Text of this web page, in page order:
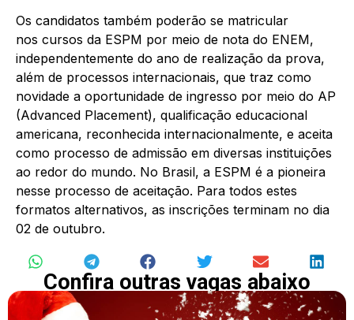
Os candidatos também poderão se matricular
nos cursos da ESPM por meio de nota do ENEM,
independentemente do ano de realização da prova,
além de processos internacionais, que traz como
novidade a oportunidade de ingresso por meio do AP
(Advanced Placement), qualificação educacional
americana, reconhecida internacionalmente, e aceita
como processo de admissão em diversas instituições
ao redor do mundo. No Brasil, a ESPM é a pioneira
nesse processo de aceitação. Para todos estes
formatos alternativos, as inscrições terminam no dia
02 de outubro.
Confira outras vagas abaixo